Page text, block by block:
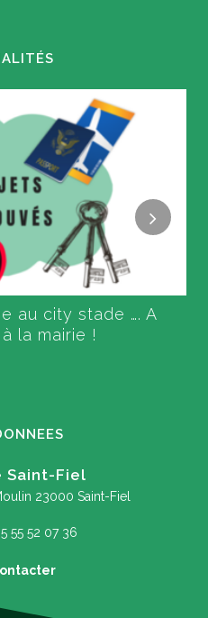
au city stade …. A
la mairie !
Saint-Fiel
23000 Saint-Fiel
55 52 07 36